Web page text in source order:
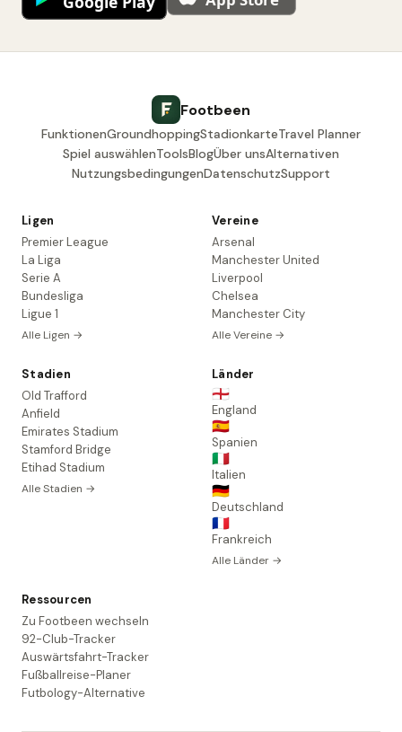
Footbeen
FunktionenGroundhoppingStadionkarteTravel Planner
Spiel auswählenToolsBlogÜber unsAlternativen
NutzungsbedingungenDatenschutzSupport
Ligen
Premier League
La Liga
Serie A
Bundesliga
Ligue 1
Alle Ligen →
Vereine
Arsenal
Manchester United
Liverpool
Chelsea
Manchester City
Alle Vereine →
Stadien
Old Trafford
Anfield
Emirates Stadium
Stamford Bridge
Etihad Stadium
Alle Stadien →
Länder
🏴󠁧󠁢󠁥󠁮󠁧󠁿
England
🇪🇸
Spanien
🇮🇹
Italien
🇩🇪
Deutschland
🇫🇷
Frankreich
Alle Länder →
Ressourcen
Zu Footbeen wechseln
92-Club-Tracker
Auswärtsfahrt-Tracker
Fußballreise-Planer
Futbology-Alternative